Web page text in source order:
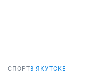
СПОРТ В ЯКУТСКЕ